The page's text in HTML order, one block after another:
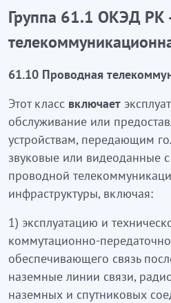
ҚР ЭҚЖЖ 61.1 Тобы
инфрақұрылымын
мәтіндік, дыбыстық немесе
беретін құрылғаларға
техникалық қызмет
1) жерүсті байланыс
үйлестіру арқылы
қамтамасыз ету
тарату жабдықтарын
қызмет көрсету
Группа 61.1 ОКЭД РК
61.10 Проводная
Этот класс включает
обслуживание или
устройствам, передающим
звуковые или видеоданные
проводной
инфраструктуры, включая:
1) эксплуатацию и
коммутационно-
обеспечивающего связь
наземные линии связи,
наземных и спутниковых